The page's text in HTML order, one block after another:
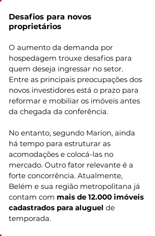
Desafios para novos
proprietários
O aumento da demanda por
hospedagem trouxe desafios para
quem deseja ingressar no setor.
Entre as principais preocupações dos
novos investidores está o prazo para
reformar e mobiliar os imóveis antes
da chegada da conferência.
No entanto, segundo Marion, ainda
há tempo para estruturar as
acomodações e colocá-las no
mercado. Outro fator relevante é a
forte concorrência. Atualmente,
Belém e sua região metropolitana já
contam com mais de 12.000 imóveis
cadastrados para aluguel de
temporada.